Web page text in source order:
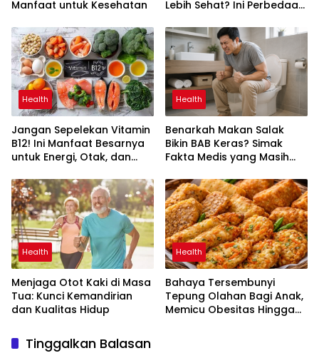
Manfaat untuk Kesehatan
Lebih Sehat? Ini Perbedaan
Health
Jangan Sepelekan Vitamin
B12! Ini Manfaat Besarnya
untuk Energi, Otak, dan
Health
Benarkah Makan Salak
Bikin BAB Keras? Simak
Fakta Medis yang Masih
Health
Menjaga Otot Kaki di Masa
Tua: Kunci Kemandirian
dan Kualitas Hidup
Health
Bahaya Tersembunyi
Tepung Olahan Bagi Anak,
Memicu Obesitas Hingga
Tinggalkan Balasan